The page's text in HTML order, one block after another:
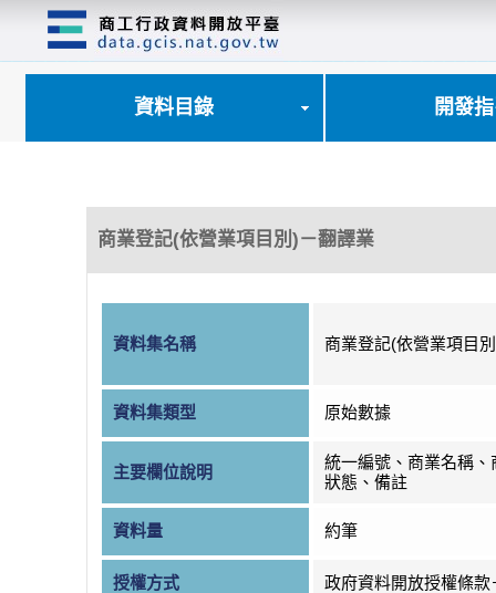
資料目錄 開發
商業登記(依營業項目別)－翻譯業
資料集名稱 商業登記(依營業項目
資料集類型 原始數據
主要欄位說明
統一編號、商業名稱、
狀態、備註
資料量 約筆
授權方式 政府資料開放授權條款